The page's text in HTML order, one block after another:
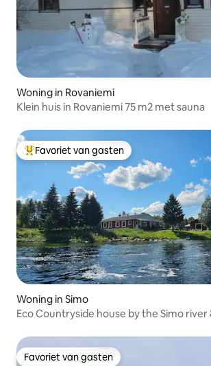
Woning in Rovaniemi
Klein huis in Rovaniemi 75 m2 met sauna
Topfavoriet van gasten
Favoriet van gasten
Woning in Simo
Eco Countryside house by the Simo
Favoriet van gasten
Favoriet van gasten